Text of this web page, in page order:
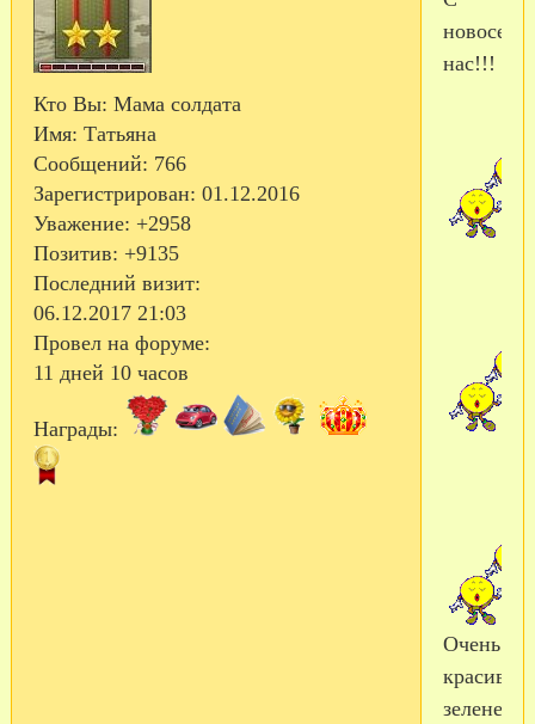
Кто Вы: Мама солдата
Имя: Татьяна
Сообщений: 766
Зарегистрирован: 01.12.2016
Уважение: +2958
Позитив: +9135
Последний визит:
06.12.2017 21:03
Провел на форуме:
11 дней 10 часов
Награды:
нас!!!
Очень
красивый